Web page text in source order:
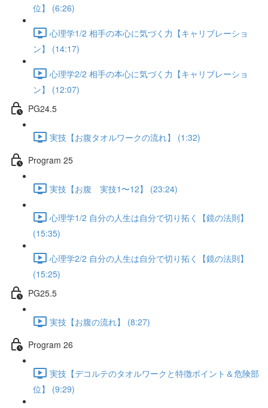
位】 (6:26)
心理学1/2 相手の本心に気づく力【キャリブレーショ
ン】 (14:17)
心理学2/2 相手の本心に気づく力【キャリブレーショ
ン】 (12:07)
PG24.5
実技【お腹タオルワークの流れ】 (1:32)
Program 25
実技【お腹 実技1〜12】 (23:24)
心理学1/2 自分の人生は自分で切り拓く【鏡の法則】
(15:35)
心理学2/2 自分の人生は自分で切り拓く【鏡の法則】
(15:25)
PG25.5
実技【お腹の流れ】 (8:27)
Program 26
実技【デコルテのタオルワークと特徴ポイント＆危険部
位】 (9:29)